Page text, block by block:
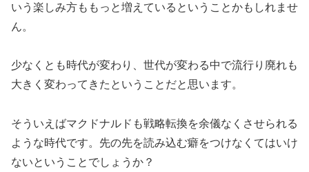
いう楽しみ方ももっと増えているということかもしれませ
ん。
少なくとも時代が変わり、世代が変わる中で流行り廃れも
大きく変わってきたということだと思います。
そういえばマクドナルドも戦略転換を余儀なくさせられる
ような時代です。先の先を読み込む癖をつけなくてはいけ
ないということでしょうか？